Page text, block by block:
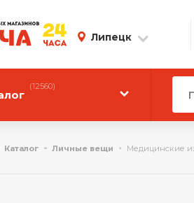
Липецк
(12560)
Каталог Личные вещи Медицинские